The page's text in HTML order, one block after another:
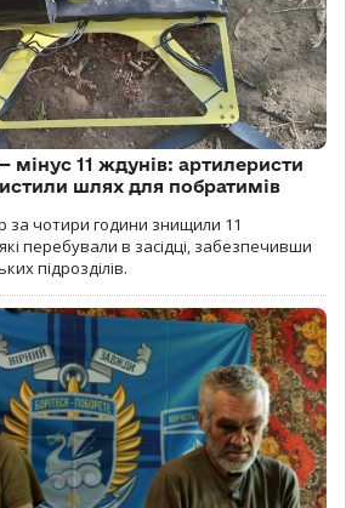
мінус 11 ждунів: артилеристи
шлях для побратимів
за чотири години знищили 11
перебували в засідці, забезпечивши
підрозділів.